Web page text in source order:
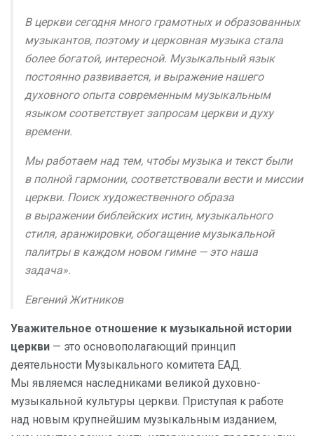
В церкви сегодня много грамотных и образованных
музыкантов, поэтому и церковная музыка стала
более богатой, интересной. Музыкальный язык
постоянно развивается, и выражение нашего
духовного опыта современным музыкальным
языком соответствует запросам церкви и духу
времени.
Мы работаем над тем, чтобы музыка и текст были
в полной гармонии, соответствовали вести и миссии
церкви. Поиск художественного образа
в выражении библейских истин, музыкального
стиля, аранжировки, обогащение музыкальной
палитры в каждом новом гимне — это наша
задача».
Евгений Житников
Уважительное отношение к музыкальной истории
церкви — это основополагающий принцип
деятельности Музыкального комитета ЕАД.
Мы являемся наследниками великой духовно-
музыкальной культуры церкви. Приступая к работе
над новым крупнейшим музыкальным изданием,